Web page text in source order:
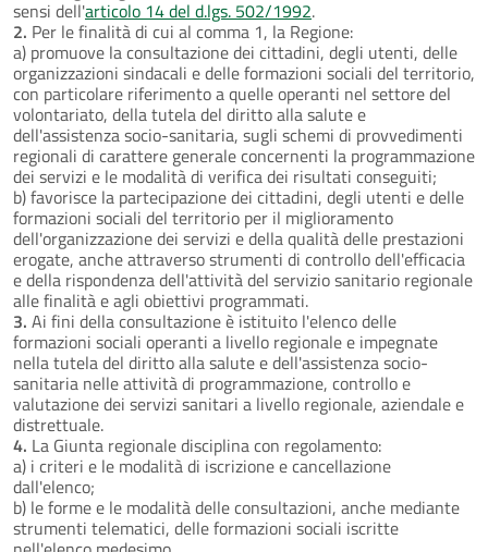
sensi dell'articolo 14 del d.lgs. 502/1992.
2. Per le finalità di cui al comma 1, la Regione:
a) promuove la consultazione dei cittadini, degli utenti, delle
organizzazioni sindacali e delle formazioni sociali del territorio,
con particolare riferimento a quelle operanti nel settore del
volontariato, della tutela del diritto alla salute e
dell'assistenza socio-sanitaria, sugli schemi di provvedimenti
regionali di carattere generale concernenti la programmazione
dei servizi e le modalità di verifica dei risultati conseguiti;
b) favorisce la partecipazione dei cittadini, degli utenti e delle
formazioni sociali del territorio per il miglioramento
dell'organizzazione dei servizi e della qualità delle prestazioni
erogate, anche attraverso strumenti di controllo dell'efficacia
e della rispondenza dell'attività del servizio sanitario regionale
alle finalità e agli obiettivi programmati.
3. Ai fini della consultazione è istituito l'elenco delle
formazioni sociali operanti a livello regionale e impegnate
nella tutela del diritto alla salute e dell'assistenza socio-
sanitaria nelle attività di programmazione, controllo e
valutazione dei servizi sanitari a livello regionale, aziendale e
distrettuale.
4. La Giunta regionale disciplina con regolamento:
a) i criteri e le modalità di iscrizione e cancellazione
dall'elenco;
b) le forme e le modalità delle consultazioni, anche mediante
strumenti telematici, delle formazioni sociali iscritte